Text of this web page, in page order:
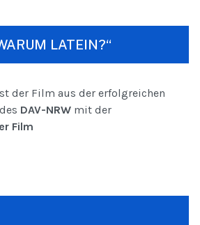
LATEIN?“
der Film aus der erfolgreichen
DAV-NRW mit der
Film